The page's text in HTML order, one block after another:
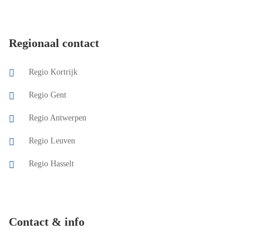
Regionaal contact
Regio Kortrijk
Regio Gent
Regio Antwerpen
Regio Leuven
Regio Hasselt
Contact & info